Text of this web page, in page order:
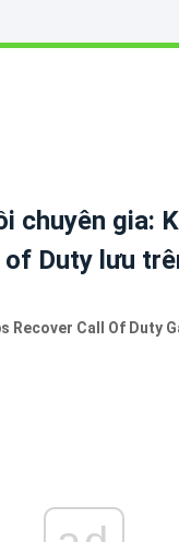
chuyên gia:
Duty lưu
Recover Call Of Duty